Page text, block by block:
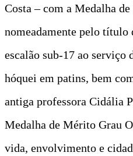
Costa – com a Medalha
nomeadamente pelo título
escalão sub-17 ao serviço
hóquei em patins, bem
antiga professora Cidália
Medalha de Mérito Grau
vida, envolvimento e